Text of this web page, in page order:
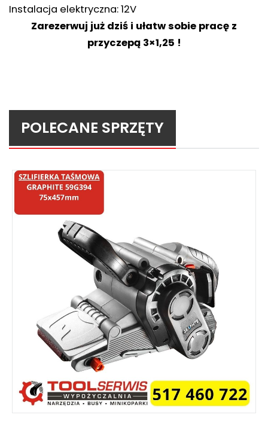
Instalacja elektryczna: 12V
Zarezerwuj już dziś i ułatw sobie pracę z
przyczepą 3×1,25 !
POLECANE SPRZĘTY